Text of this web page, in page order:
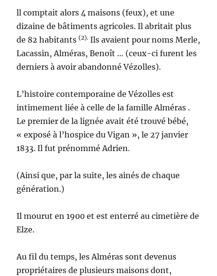
ll comptait alors 4 maisons (feux), et une
dizaine de bâtiments agricoles. Il abritait plus
de 82 habitants(2). Ils avaient pour noms Merle,
Lacassin, Alméras, Benoît … (ceux-ci furent les
derniers à avoir abandonné Vézolles).
L’histoire contemporaine de Vézolles est
intimement liée à celle de la famille Alméras .
Le premier de la lignée avait été trouvé bébé,
« exposé à l’hospice du Vigan », le 27 janvier
1833. Il fut prénommé Adrien.
(Ainsi que, par la suite, les ainés de chaque
génération.)
Il mourut en 1900 et est enterré au cimetière de
Elze.
Au fil du temps, les Alméras sont devenus
propriétaires de plusieurs maisons dont,